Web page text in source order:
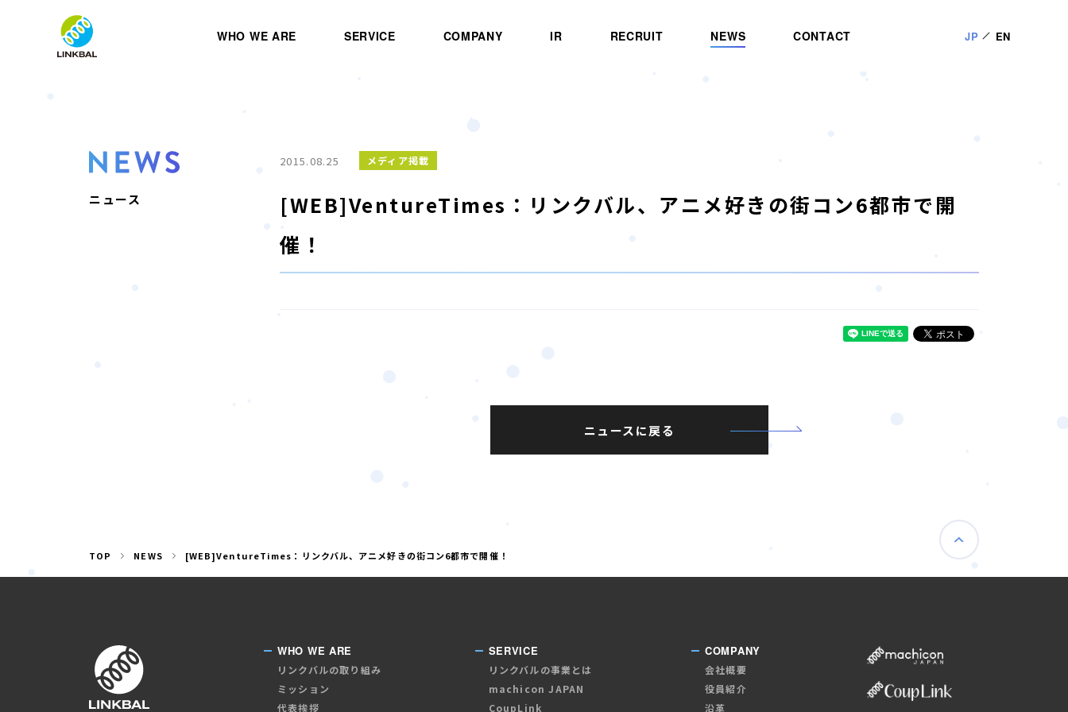
WHO WE ARE SERVICE COMPANY IR RECRUIT NEWS CONTACT JP EN
ニュース
2015.08.25 メディア掲載
[WEB]VentureTimes：リンクバル、アニメ好きの街コン6都市で開
催！
ニュースに戻る
TOP NEWS [WEB]VentureTimes：リンクバル、アニメ好きの街コン6都市で開催！
WHO WE ARE
リンクバルの取り組み
ミッション
代表挨拶
SERVICE
リンクバルの事業とは
machicon JAPAN
CoupLink
COMPANY
会社概要
役員紹介
沿革